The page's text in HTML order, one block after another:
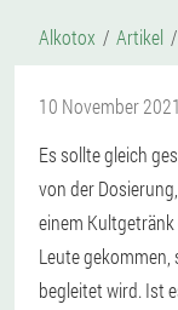
Alkotox Artikel
10 November 2021
Es sollte gleich
von der
einem
Leute gekommen,
begleitet wird. Ist